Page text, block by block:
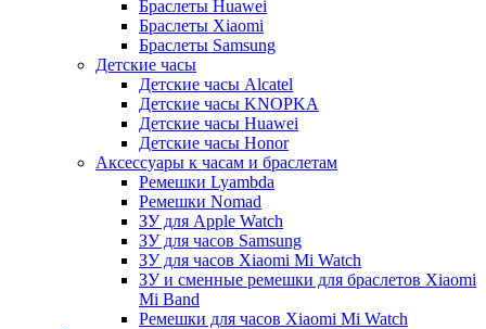
Браслеты Huawei
Браслеты Xiaomi
Браслеты Samsung
Детские часы
Детские часы Alcatel
Детские часы KNOPKA
Детские часы Huawei
Детские часы Honor
Аксессуары к часам и браслетам
Ремешки Lyambda
Ремешки Nomad
ЗУ для Apple Watch
ЗУ для часов Samsung
ЗУ для часов Xiaomi Mi Watch
ЗУ и сменные ремешки для браслетов Xiaomi
Mi Band
Ремешки для часов Xiaomi Mi Watch